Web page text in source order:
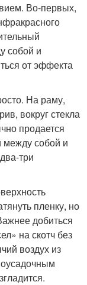
Во-первых,
собой и
от эффекта
На раму,
вокруг стекла
продается
между собой и
три
пленку, но
добиться
на скотч без
воздух из